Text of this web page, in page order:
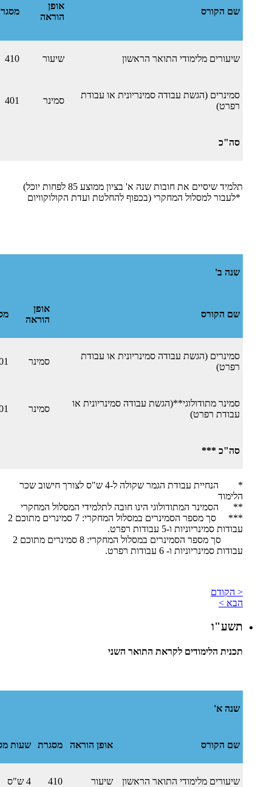
שם הקורס
אופן
הוראה
שיעורים מלימודי התואר הראשון שיעור 410
סמינרים (הגשת עבודה סמינריונית או עבודת
רפרט)
סמינר 401
סה"כ
(תלמיד שיסיים את חובות שנה א' בציון ממוצע 85 לפחות יוכל
לעבור למסלול המחקרי (בכפוף להחלטת ועדת הקולוקוויום*
שנה ב'
שם הקורס
אופן
הוראה
סמינרים (הגשת עבודה סמינריונית או עבודת
רפרט)
סמינר
סמינר מתודולוגי**(הגשת עבודה סמינריונית או
עבודת רפרט)
סמינר
סה"כ ***
* הנחיית עבודת הגמר שקולה ל-4 ש"ס לצורך חישוב שכר
הלימוד
​** הסמינר המתודולוגי הינו חובה לתלמידי המסלול המחקרי
*** סך מספר הסמינרים במסלול המחקרי: 7 סמינרים מתוכם 2
עבודות סמינריוניות ו-5 עבודות רפרט.
​ סך מספר הסמינרים במסלול המחקרי: 8 סמינרים מתוכם 2
עבודות סמינריוניות ו- 6 עבודות רפרט.
< הקודם
הבא >
תשע"ו
תכנית הלימודים לקראת התואר השני
שנה א'
שם הקורס אופן הוראה מסגרת שעות
שיעורים מלימודי התואר הראשון שיעור 410 4 ש"ס